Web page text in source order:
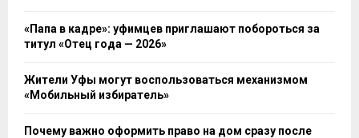
«Папа в кадре»: уфимцев приглашают побороться за
титул «Отец года — 2026»
Жители Уфы могут воспользоваться механизмом
«Мобильный избиратель»
Почему важно оформить право на дом сразу после